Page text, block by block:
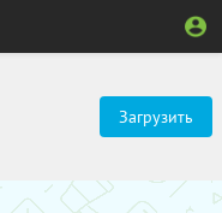
Загрузить